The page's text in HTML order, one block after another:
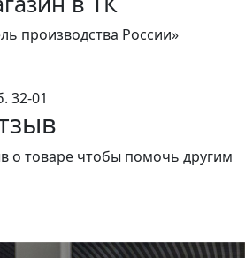
производства России»
32‑01
о товаре чтобы помочь другим